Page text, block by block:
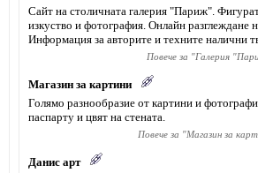
Сайт на столичната галерия "Париж".
изкуство и фотография. Онлайн разглеждане
Информация за авторите и техните налични
Повече за "Галерия
Магазин за картини
Голямо разнообразие от картини и
паспарту и цвят на стената.
Повече за "Магазин за
Данис арт